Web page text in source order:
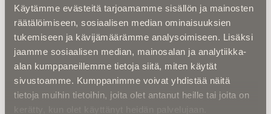
Käytämme evästeitä tarjoamamme sisällön ja mainosten
räätälöimiseen, sosiaalisen median ominaisuuksien
tukemiseen ja kävijämäärämme analysoimiseen. Lisäksi
jaamme sosiaalisen median, mainosalan ja analytiikka-
alan kumppaneillemme tietoja siitä, miten käytät
sivustoamme. Kumppanimme voivat yhdistää näitä
tietoja muihin tietoihin, joita olet antanut heille tai joita on
kerätty, kun olet käyttänyt heidän palvelujaan.
Turpeinen rakentaa romuista muistoja –
“Mulla on ihan kiire elää”